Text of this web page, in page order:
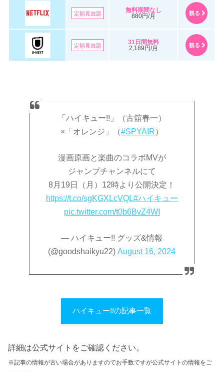
定額見放題
無料期間なし
880円/月
観る
定額見放題
31日間無料
2,189円/月
観る
「ハイキュー!!」（古舘春一）
×「オレンジ」（#SPYAIR）
漫画原画と楽曲のコラボMVが
ジャンプチャンネルにて
8月19日（月）12時より公開決定！
https://t.co/sgKGXLcVQL#ハイキュー
pic.twitter.com/t0b6BvZ4WI
— ハイキュー!! グッズ&情報
(@goodshaikyu22)August 16, 2024
ハイキュー!!の記事一覧
詳細は公式サイトをご確認ください。
※記事の情報が古い場合がありますのでお手数ですが公式サイトの情報をご